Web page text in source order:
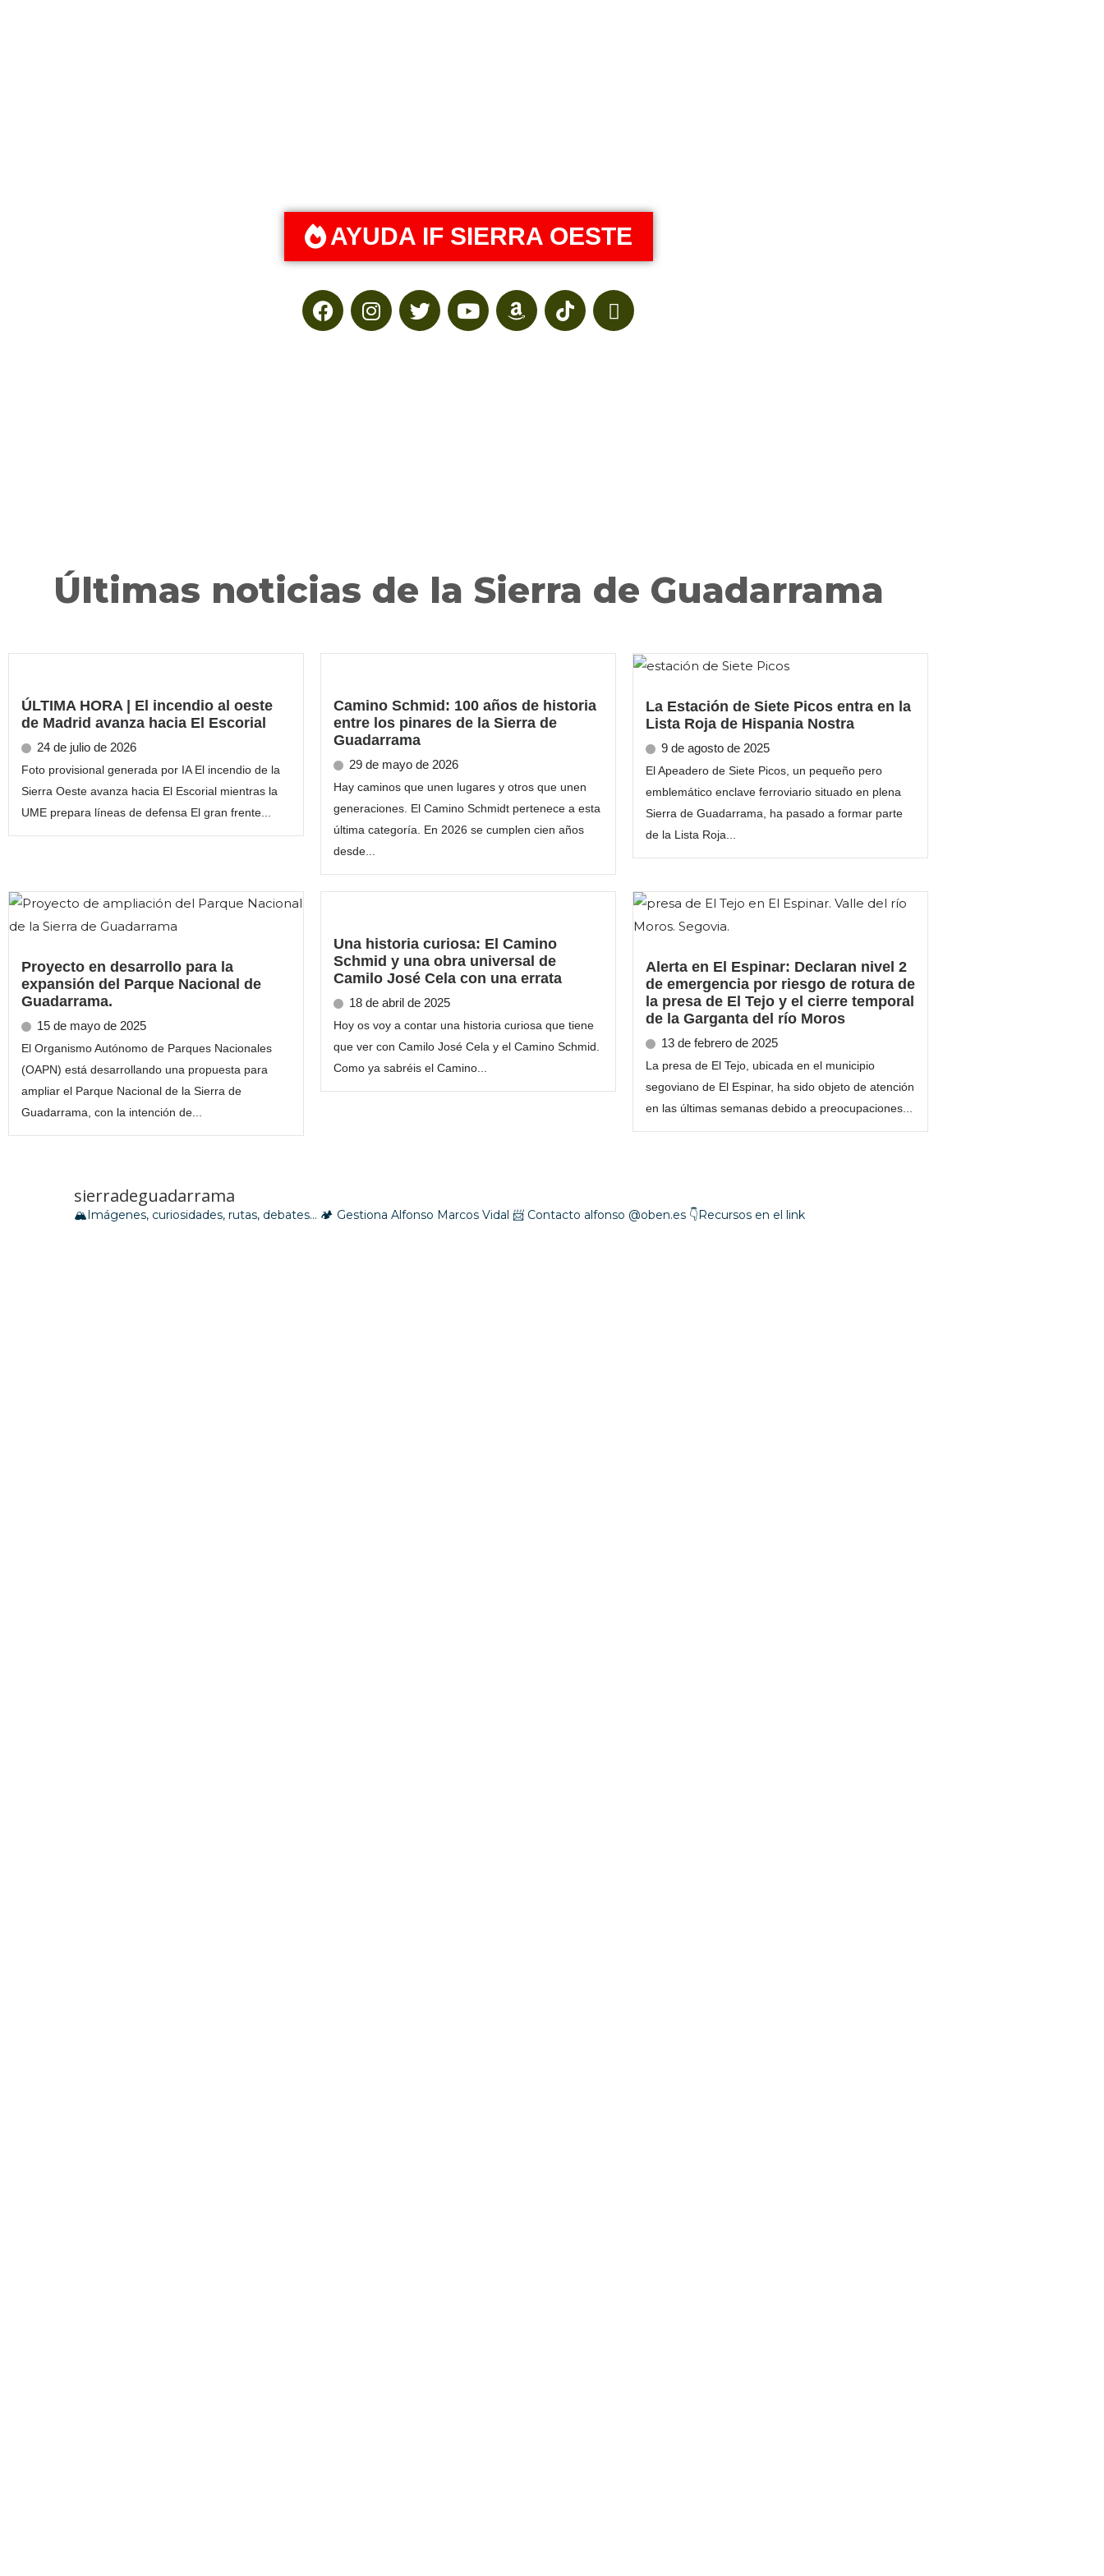
AYUDA IF SIERRA OESTE
Últimas noticias de la Sierra de Guadarrama
ÚLTIMA HORA | El incendio al oeste
de Madrid avanza hacia El Escorial
24 de julio de 2026
Foto provisional generada por IA El incendio de la
Sierra Oeste avanza hacia El Escorial mientras la
UME prepara líneas de defensa El gran frente...
Camino Schmid: 100 años de historia
entre los pinares de la Sierra de
Guadarrama
29 de mayo de 2026
Hay caminos que unen lugares y otros que unen
generaciones. El Camino Schmidt pertenece a esta
última categoría. En 2026 se cumplen cien años
desde...
La Estación de Siete Picos entra en la
Lista Roja de Hispania Nostra
9 de agosto de 2025
El Apeadero de Siete Picos, un pequeño pero
emblemático enclave ferroviario situado en plena
Sierra de Guadarrama, ha pasado a formar parte
de la Lista Roja...
Proyecto en desarrollo para la
expansión del Parque Nacional de
Guadarrama.
15 de mayo de 2025
El Organismo Autónomo de Parques Nacionales
(OAPN) está desarrollando una propuesta para
ampliar el Parque Nacional de la Sierra de
Guadarrama, con la intención de...
Una historia curiosa: El Camino
Schmid y una obra universal de
Camilo José Cela con una errata
18 de abril de 2025
Hoy os voy a contar una historia curiosa que tiene
que ver con Camilo José Cela y el Camino Schmid.
Como ya sabréis el Camino...
Alerta en El Espinar: Declaran nivel 2
de emergencia por riesgo de rotura de
la presa de El Tejo y el cierre temporal
de la Garganta del río Moros
13 de febrero de 2025
La presa de El Tejo, ubicada en el municipio
segoviano de El Espinar, ha sido objeto de atención
en las últimas semanas debido a preocupaciones...
sierradeguadarrama
🏔Imágenes, curiosidades, rutas, debates… 🏕 Gestiona Alfonso Marcos Vidal 📨 Contacto alfonso @oben.es 👇Recursos en el link